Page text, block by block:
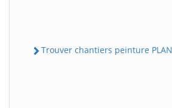
Trouver chantiers peinture